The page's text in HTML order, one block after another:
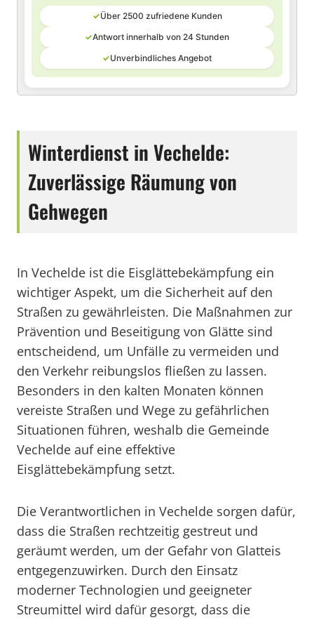
✓Über 2500 zufriedene Kunden
✓Antwort innerhalb von 24 Stunden
✓Unverbindliches Angebot
Winterdienst in Vechelde:
Zuverlässige Räumung von
Gehwegen
In Vechelde ist die Eisglättebekämpfung ein
wichtiger Aspekt, um die Sicherheit auf den
Straßen zu gewährleisten. Die Maßnahmen zur
Prävention und Beseitigung von Glätte sind
entscheidend, um Unfälle zu vermeiden und
den Verkehr reibungslos fließen zu lassen.
Besonders in den kalten Monaten können
vereiste Straßen und Wege zu gefährlichen
Situationen führen, weshalb die Gemeinde
Vechelde auf eine effektive
Eisglättebekämpfung setzt.
Die Verantwortlichen in Vechelde sorgen dafür,
dass die Straßen rechtzeitig gestreut und
geräumt werden, um der Gefahr von Glatteis
entgegenzuwirken. Durch den Einsatz
moderner Technologien und geeigneter
Streumittel wird dafür gesorgt, dass die